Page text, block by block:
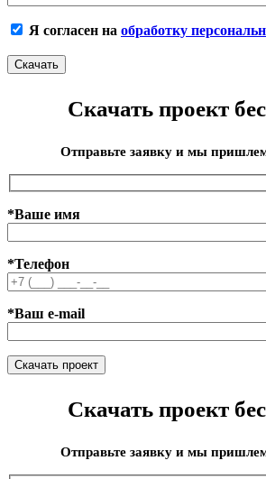
Я согласен на обработку
Скачать проект
Отправьте заявку и мы
*Ваше имя
*Телефон
*Ваш e-mail
Скачать проект
Отправьте заявку и мы